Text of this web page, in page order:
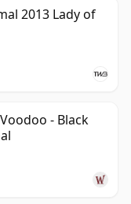
2013 Lady of
- Black